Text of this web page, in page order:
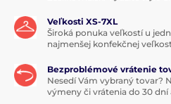
Veľkosti XS-7XL
Široká ponuka veľkostí u
najmenšej konfekčnej
Bezproblémové vrátenie
Nesedí Vám vybraný tovar?
výmeny či vrátenia do 30 dní